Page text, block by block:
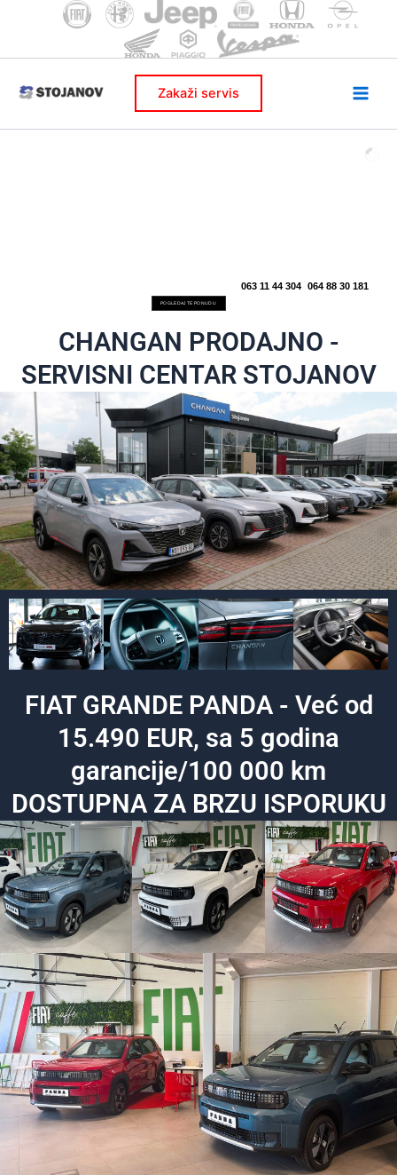
Zakaži servis
063 11 44 304 064 88 30 181
POGLEDAJTE PONUDU
CHANGAN PRODAJNO -
SERVISNI CENTAR STOJANOV
FIAT GRANDE PANDA - Već od
15.490 EUR, sa 5 godina
garancije/100 000 km
DOSTUPNA ZA BRZU ISPORUKU